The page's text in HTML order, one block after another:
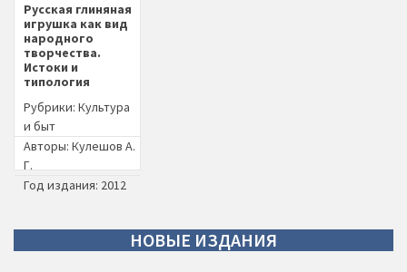
Русская глиняная
игрушка как вид
народного
творчества.
Истоки и
типология
Рубрики: Культура
и быт
Авторы: Кулешов А.
Г.
Год издания: 2012
НОВЫЕ ИЗДАНИЯ